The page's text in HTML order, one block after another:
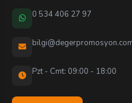
0 534 406 27 97
Pzt - Cmt: 09:00 - 18:00